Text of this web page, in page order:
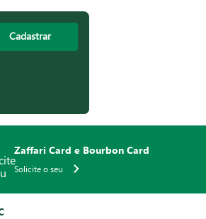
Cadastrar
Zaffari Card e Bourbon Card
Solicite o seu